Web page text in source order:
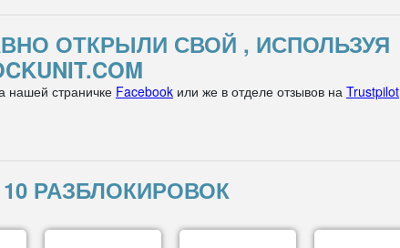
ОТКРЫЛИ СВОЙ , ИСПОЛЬЗУЯ
нашей страничке Facebook или же в отделе отзывов на Trustpilot
РАЗБЛОКИРОВОК